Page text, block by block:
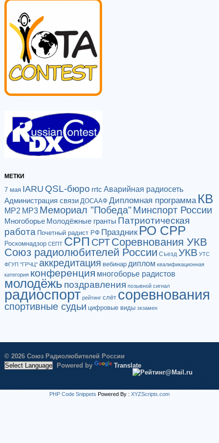
МЕТКИ
7 мая IARU QSL-бюро rrtc Аварийная радиосеть
Администрация связи ДОСААФ Дипломная программа КВ
МР2 МР3 Мемориал "Победа"Минспорт России
Многоборье Молодёжные гранты Патриотическая
работа Почетный радист РФ Праздник РО СРР
Роскомнадзор СЕПТ СРП СРТСоревнования УКВ
Союз радиолюбителей России Съезд УКВ УТС
ФГУП "ГРЧЦ" аккредитация вебинар диплом квалификационная
категория конференция многоборье радистов
молодёжь поздравления позывной сигнал
радиоспорт рейтинг слёт соревнования
спортивные судьи цифровые виды экзамен
© 2026 Союз Радиолюбителей России
Powered by
Translate
PHP Code Snippets Powered By : XYZScripts.com